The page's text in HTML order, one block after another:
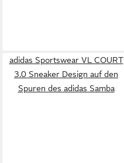
adidas Sportswear VL COURT
3.0 Sneaker Design auf den
Spuren des adidas Samba